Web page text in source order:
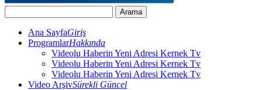
Ana SayfaGiriş
ProgramlarHakkında
Videolu Haberin Yeni Adresi Kernek Tv
Videolu Haberin Yeni Adresi Kernek Tv
Videolu Haberin Yeni Adresi Kernek Tv
Video ArşivSürekli Güncel